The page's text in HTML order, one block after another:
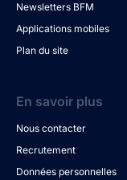
Newsletters BFM
Applications mobiles
Plan du site
En savoir plus
Nous contacter
Recrutement
Données personnelles